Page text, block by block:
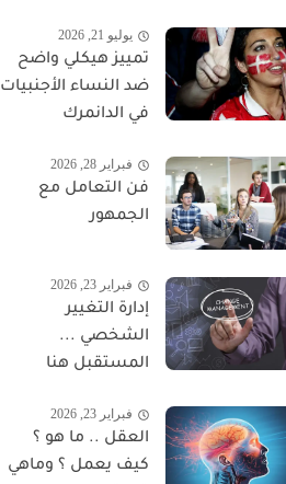
يوليو 21, 2026
تمييز هيكلي واضح
ضد النساء الأجنبيات
في الدانمرك
فبراير 28, 2026
فن التعامل مع
الجمهور
فبراير 23, 2026
إدارة التغيير
الشخصي ...
المستقبل هنا
فبراير 23, 2026
العقل .. ما هو ؟
كيف يعمل ؟ وماهي